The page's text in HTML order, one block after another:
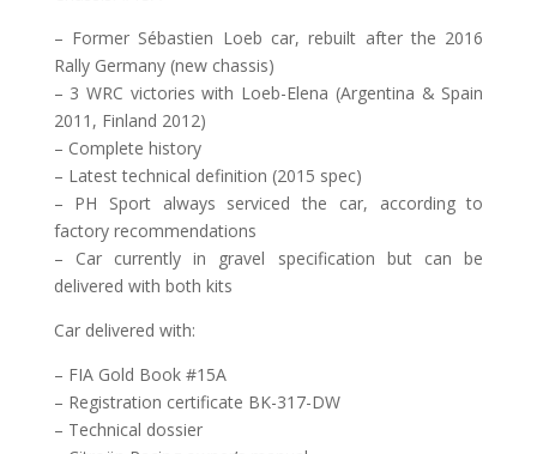
– Former Sébastien Loeb car, rebuilt after the 2016
Rally Germany (new chassis)
– 3 WRC victories with Loeb-Elena (Argentina & Spain
2011, Finland 2012)
– Complete history
– Latest technical definition (2015 spec)
– PH Sport always serviced the car, according to
factory recommendations
– Car currently in gravel specification but can be
delivered with both kits
Car delivered with:
– FIA Gold Book #15A
– Registration certificate BK-317-DW
– Technical dossier